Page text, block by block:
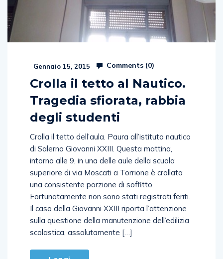
Gennaio 15, 2015 Comments (0)
Crolla il tetto al Nautico.
Tragedia sfiorata, rabbia
degli studenti
Crolla il tetto dell’aula. Paura all’istituto nautico
di Salerno Giovanni XXIII. Questa mattina,
intorno alle 9, in una delle aule della scuola
superiore di via Moscati a Torrione è crollata
una consistente porzione di soffitto.
Fortunatamente non sono stati registrati feriti.
Il caso della Giovanni XXIII riporta l’attenzione
sulla questione della manutenzione dell’edilizia
scolastica, assolutamente […]